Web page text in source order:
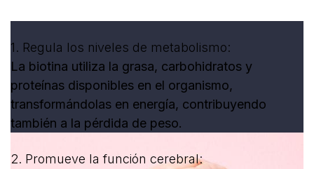
1. Regula los niveles de metabolismo:
La biotina utiliza la grasa, carbohidratos y
proteínas disponibles en el organismo,
transformándolas en energía, contribuyendo
también a la pérdida de peso.
2. Promueve la función cerebral: